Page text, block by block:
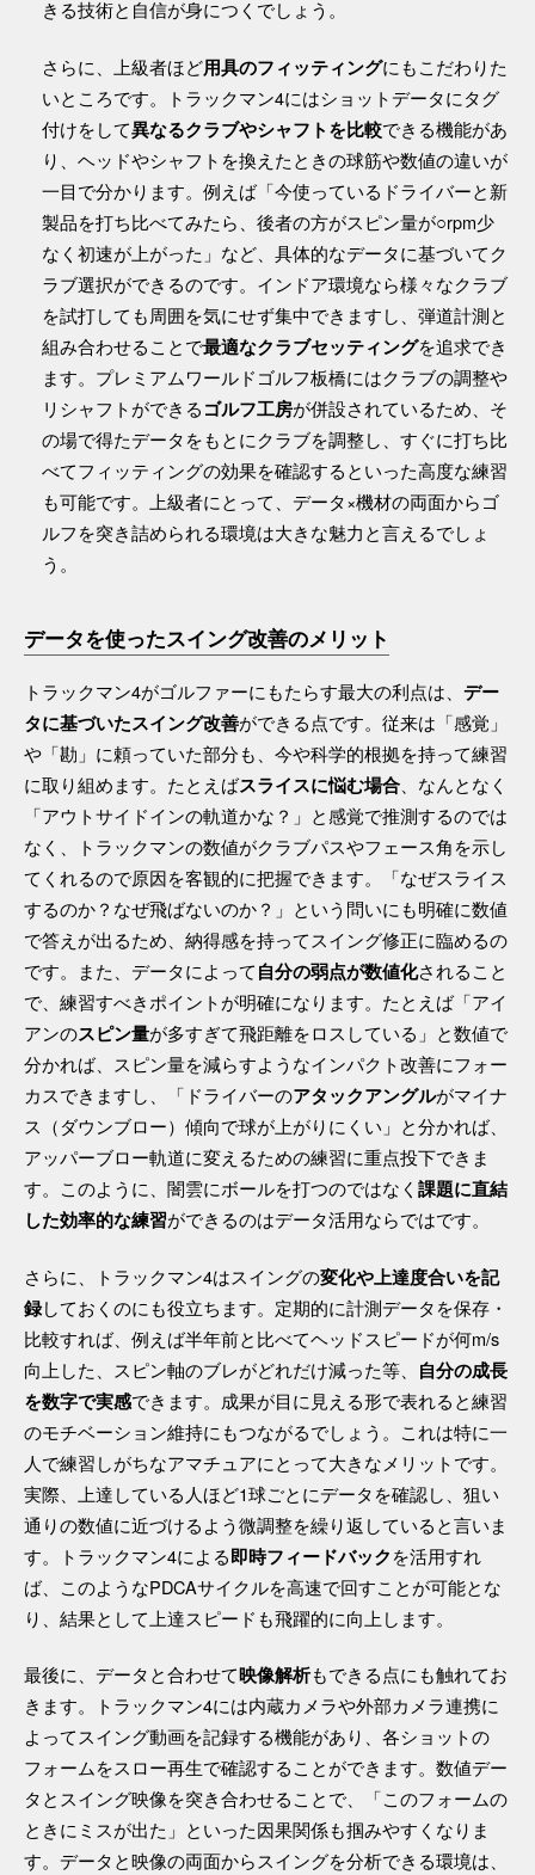
きる技術と自信が身につくでしょう。
さらに、上級者ほど用具のフィッティングにもこだわりた
いところです。トラックマン4にはショットデータにタグ
付けをして異なるクラブやシャフトを比較できる機能があ
り、ヘッドやシャフトを換えたときの球筋や数値の違いが
一目で分かります。例えば「今使っているドライバーと新
製品を打ち比べてみたら、後者の方がスピン量が○rpm少
なく初速が上がった」など、具体的なデータに基づいてク
ラブ選択ができるのです。インドア環境なら様々なクラブ
を試打しても周囲を気にせず集中できますし、弾道計測と
組み合わせることで最適なクラブセッティングを追求でき
ます。プレミアムワールドゴルフ板橋にはクラブの調整や
リシャフトができる ゴルフ工房が併設されているため、そ
の場で得たデータをもとにクラブを調整し、すぐに打ち比
べてフィッティングの効果を確認するといった高度な練習
も可能です。上級者にとって、データ×機材の両面からゴ
ルフを突き詰められる環境は大きな魅力と言えるでしょ
う。
データを使ったスイング改善のメリット
トラックマン4がゴルファーにもたらす最大の利点は、 デー
タに基づいたスイング改善ができる点です。従来は「感覚」
や「勘」に頼っていた部分も、今や科学的根拠を持って練習
に取り組めます。たとえばスライスに悩む場合 、なんとなく
「アウトサイドインの軌道かな？」と感覚で推測するのでは
なく、トラックマンの数値がクラブパスやフェース角を示し
てくれるので原因を客観的に把握できます。「なぜスライス
するのか？なぜ飛ばないのか？」という問いにも明確に数値
で答えが出るため、納得感を持ってスイング修正に臨めるの
です。また、データによって 自分の弱点が数値化されること
で、練習すべきポイントが明確になります。たとえば「アイ
アンのスピン量が多すぎて飛距離をロスしている」と数値で
分かれば、スピン量を減らすようなインパクト改善にフォー
カスできますし、「ドライバーのアタックアングルがマイナ
ス（ダウンブロー）傾向で球が上がりにくい」と分かれば、
アッパーブロー軌道に変えるための練習に重点投下できま
す。このように、闇雲にボールを打つのではなく 課題に直結
した効率的な練習ができるのはデータ活用ならではです。
さらに、トラックマン4はスイングの変化や上達度合いを記
録しておくのにも役立ちます。定期的に計測データを保存・
比較すれば、例えば半年前と比べてヘッドスピードが何m/s
向上した、スピン軸のブレがどれだけ減った等、
自分の成長
を数字で実感できます。成果が目に見える形で表れると練習
のモチベーション維持にもつながるでしょう。これは特に一
人で練習しがちなアマチュアにとって大きなメリットです。
実際、上達している人ほど1球ごとにデータを確認し、狙い
通りの数値に近づけるよう微調整を繰り返していると言いま
す。トラックマン4による即時フィードバック を活用すれ
ば、このようなPDCAサイクルを高速で回すことが可能とな
り、結果として上達スピードも飛躍的に向上します。
最後に、データと合わせて映像解析もできる点にも触れてお
きます。トラックマン4には内蔵カメラや外部カメラ連携に
よってスイング動画を記録する機能があり、各ショットの
フォームをスロー再生で確認することができます。数値デー
タとスイング映像を突き合わせることで、「このフォームの
ときにミスが出た」といった因果関係も掴みやすくなりま
す。データと映像の両面からスイングを分析できる環境は、